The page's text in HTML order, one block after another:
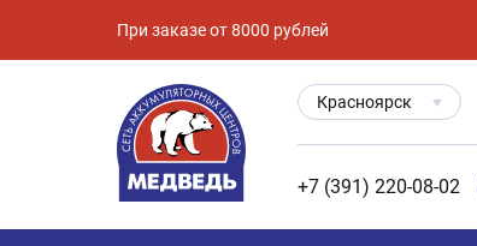
При заказе от 8000 рублей
Красноярск
+7 (391) 220-08-02